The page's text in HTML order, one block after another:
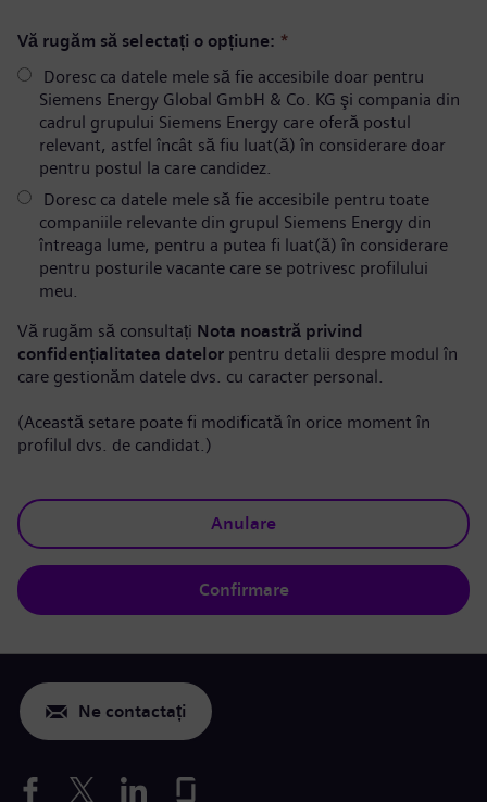
Vă rugăm să selectați o opțiune: *
Doresc ca datele mele să fie accesibile doar pentru
Siemens Energy Global GmbH & Co. KG şi compania din
cadrul grupului Siemens Energy care oferă postul
relevant, astfel încât să fiu luat(ă) în considerare doar
pentru postul la care candidez.
Doresc ca datele mele să fie accesibile pentru toate
companiile relevante din grupul Siemens Energy din
întreaga lume, pentru a putea fi luat(ă) în considerare
pentru posturile vacante care se potrivesc profilului
meu.
Vă rugăm să consultați Nota noastră privind
confidențialitatea datelor pentru detalii despre modul în
care gestionăm datele dvs. cu caracter personal.
(Această setare poate fi modificată în orice moment în
profilul dvs. de candidat.)
Anulare
Confirmare
Ne contactați